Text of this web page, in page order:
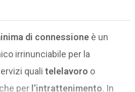
di connessione è un
irrinunciabile per la
qualitelelavoro o
per l’intrattenimento. In